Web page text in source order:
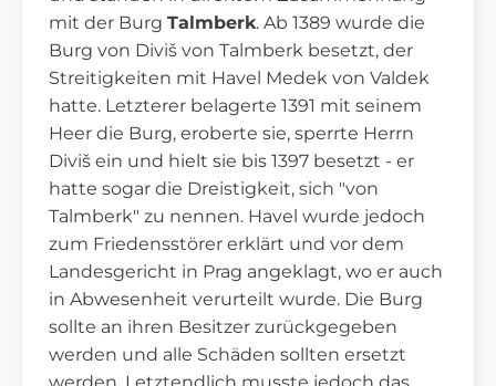
mit der Burg Talmberk. Ab 1389 wurde die
Burg von Diviš von Talmberk besetzt, der
Streitigkeiten mit Havel Medek von Valdek
hatte. Letzterer belagerte 1391 mit seinem
Heer die Burg, eroberte sie, sperrte Herrn
Diviš ein und hielt sie bis 1397 besetzt - er
hatte sogar die Dreistigkeit, sich "von
Talmberk" zu nennen. Havel wurde jedoch
zum Friedensstörer erklärt und vor dem
Landesgericht in Prag angeklagt, wo er auch
in Abwesenheit verurteilt wurde. Die Burg
sollte an ihren Besitzer zurückgegeben
werden und alle Schäden sollten ersetzt